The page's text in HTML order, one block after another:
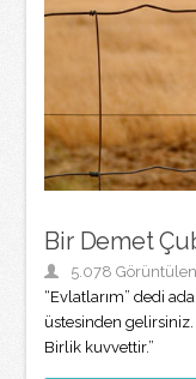
Bir Demet
5.078
“Evlatlarım” dedi
üstesinden gelirsiniz.
Birlik kuvvettir.”